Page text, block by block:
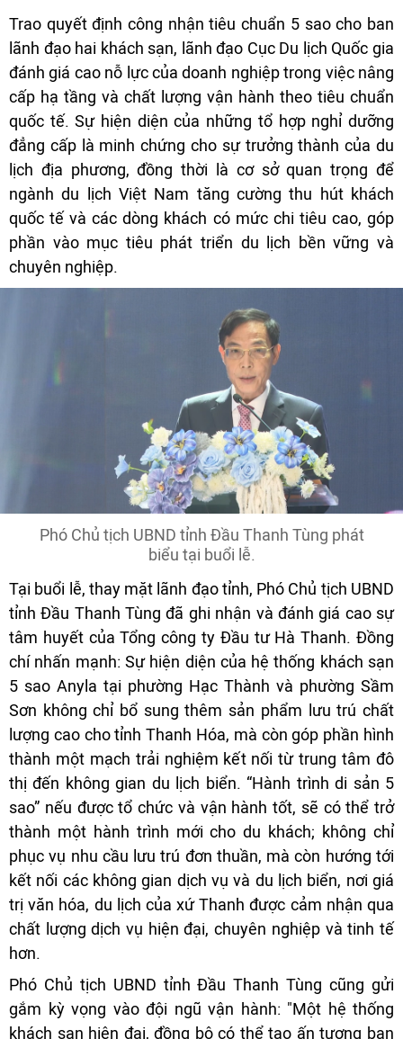
Trao quyết định công nhận tiêu chuẩn 5 sao cho ban
lãnh đạo hai khách sạn, lãnh đạo Cục Du lịch Quốc gia
đánh giá cao nỗ lực của doanh nghiệp trong việc nâng
cấp hạ tầng và chất lượng vận hành theo tiêu chuẩn
quốc tế. Sự hiện diện của những tổ hợp nghỉ dưỡng
đẳng cấp là minh chứng cho sự trưởng thành của du
lịch địa phương, đồng thời là cơ sở quan trọng để
ngành du lịch Việt Nam tăng cường thu hút khách
quốc tế và các dòng khách có mức chi tiêu cao, góp
phần vào mục tiêu phát triển du lịch bền vững và
chuyên nghiệp.
Phó Chủ tịch UBND tỉnh Đầu Thanh Tùng phát
biểu tại buổi lễ.
Tại buổi lễ, thay mặt lãnh đạo tỉnh, Phó Chủ tịch UBND
tỉnh Đầu Thanh Tùng đã ghi nhận và đánh giá cao sự
tâm huyết của Tổng công ty Đầu tư Hà Thanh. Đồng
chí nhấn mạnh: Sự hiện diện của hệ thống khách sạn
5 sao Anyla tại phường Hạc Thành và phường Sầm
Sơn không chỉ bổ sung thêm sản phẩm lưu trú chất
lượng cao cho tỉnh Thanh Hóa, mà còn góp phần hình
thành một mạch trải nghiệm kết nối từ trung tâm đô
thị đến không gian du lịch biển. “Hành trình di sản 5
sao” nếu được tổ chức và vận hành tốt, sẽ có thể trở
thành một hành trình mới cho du khách; không chỉ
phục vụ nhu cầu lưu trú đơn thuần, mà còn hướng tới
kết nối các không gian dịch vụ và du lịch biển, nơi giá
trị văn hóa, du lịch của xứ Thanh được cảm nhận qua
chất lượng dịch vụ hiện đại, chuyên nghiệp và tinh tế
hơn.
Phó Chủ tịch UBND tỉnh Đầu Thanh Tùng cũng gửi
gắm kỳ vọng vào đội ngũ vận hành: "Một hệ thống
khách sạn hiện đại, đồng bộ có thể tạo ấn tượng ban